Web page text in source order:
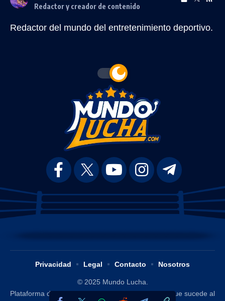
Redactor y creador de contenido
Redactor del mundo del entretenimiento deportivo.
© 2025 Mundo Lucha.
Plataforma digital dedicada a difundir y analizar lo que sucede al
Privacidad Legal Contacto Nosotros